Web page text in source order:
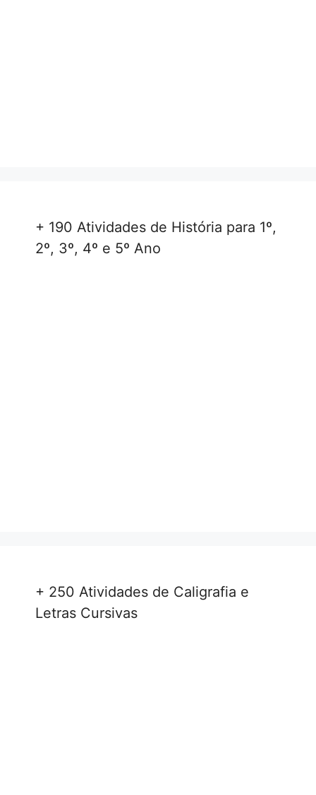
+ 190 Atividades de História para 1º,
2º, 3º, 4º e 5º Ano
+ 250 Atividades de Caligrafia e
Letras Cursivas